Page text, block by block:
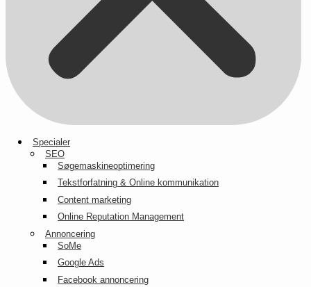
Specialer
SEO
Søgemaskineoptimering
Tekstforfatning & Online kommunikation
Content marketing
Online Reputation Management
Annoncering
SoMe
Google Ads
Facebook annoncering